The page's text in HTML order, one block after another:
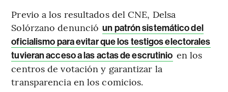
Previo a los resultados del CNE, Delsa
Solórzano denunció un patrón sistemático del
oficialismo para evitar que los testigos electorales
tuvieran acceso a las actas de escrutinio en los
centros de votación y garantizar la
transparencia en los comicios.